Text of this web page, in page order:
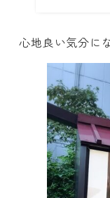
心地良い気分に